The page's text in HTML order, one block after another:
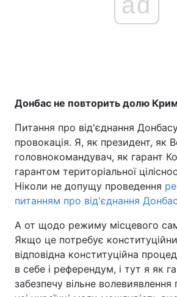
Донбас не повторить долю
Питання про від'єднання
провокація. Я, як президент, як
головнокомандувач, як гарант
гарантом територіальної
Ніколи не допущу проведення
питанням про від'єднання
А от щодо режиму місцевого
Якщо це потребує
відповідна конституційна
в себе і референдум, і тут я як
забезпечу вільне